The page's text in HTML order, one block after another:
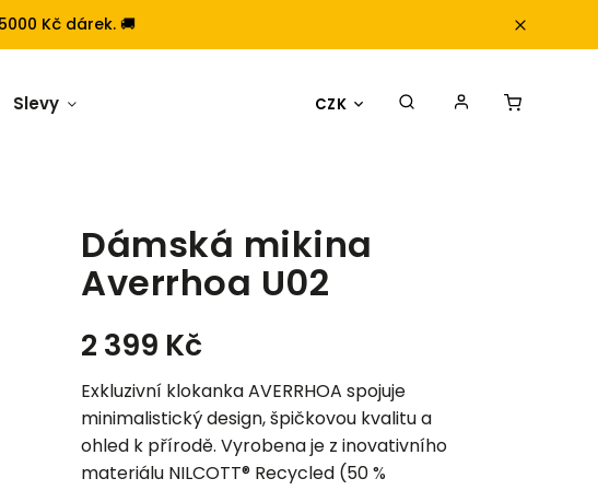
Kč dárek. 🚚
CZK
Slevy
Dámská mikina
Averrhoa U02
2 399 Kč
Exkluzivní klokanka AVERRHOA spojuje
minimalistický design, špičkovou kvalitu a
ohled k přírodě. Vyrobena je z inovativního
materiálu NILCOTT® Recycled (50 %